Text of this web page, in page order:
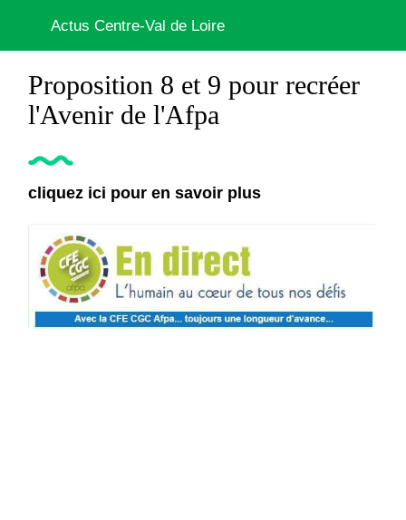
Actus Centre-Val de Loire
Proposition 8 et 9 pour recréer
l'Avenir de l'Afpa
cliquez ici pour en savoir plus